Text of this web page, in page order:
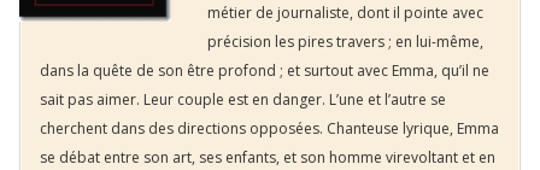
métier de journaliste, dont il pointe avec
précision les pires travers ; en lui-même,
dans la quête de son être profond ; et surtout avec Emma, qu’il ne
sait pas aimer. Leur couple est en danger. L’une et l’autre se
cherchent dans des directions opposées. Chanteuse lyrique, Emma
se débat entre son art, ses enfants, et son homme virevoltant et en